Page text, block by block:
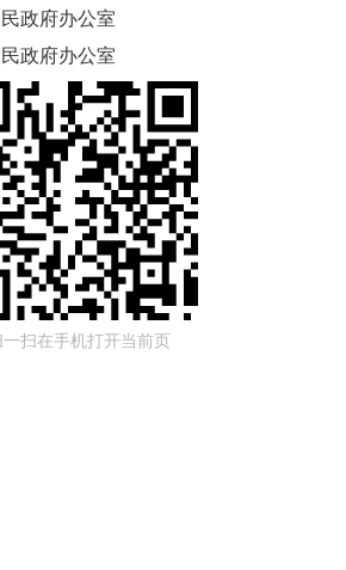
政府办公室
政府办公室
一扫在手机打开当前页